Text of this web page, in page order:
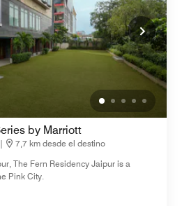
by Marriott
|
7,7 km desde el destino
The Fern Residency Jaipur is a
Pink City.